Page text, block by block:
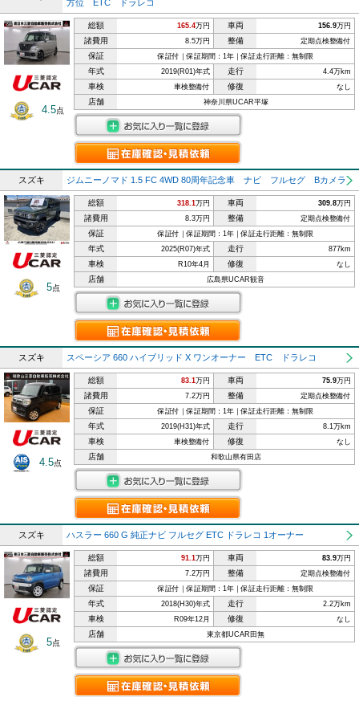
方位 ETC ドラレコ
4.5点
総額 165.4万円 車両 156.9万円
諸費用 8.5万円 整備 定期点検整備付
保証 保証付｜保証期間：1年｜保証走行距離：無制限
年式 2019(R01)年式 走行 4.4万km
車検 車検整備付 修復 なし
店舗 神奈川県UCAR平塚
スズキ ジムニーノマド 1.5 FC 4WD 80周年記念車 ナビ フルセグ Bカメラ
5点
総額 318.1万円 車両 309.8万円
諸費用 8.3万円 整備 定期点検整備付
保証 保証付｜保証期間：1年｜保証走行距離：無制限
年式 2025(R07)年式 走行 877km
車検 R10年4月 修復 なし
店舗 広島県UCAR観音
スズキ スペーシア 660 ハイブリッド X ワンオーナー ETC ドラレコ
4.5点
総額 83.1万円 車両 75.9万円
諸費用 7.2万円 整備 定期点検整備付
保証 保証付｜保証期間：1年｜保証走行距離：無制限
年式 2019(H31)年式 走行 8.1万km
車検 車検整備付 修復 なし
店舗 和歌山県有田店
スズキ ハスラー 660 G 純正ナビ フルセグ ETC ドラレコ 1オーナー
5点
総額 91.1万円 車両 83.9万円
諸費用 7.2万円 整備 定期点検整備付
保証 保証付｜保証期間：1年｜保証走行距離：無制限
年式 2018(H30)年式 走行 2.2万km
車検 R09年12月 修復 なし
店舗 東京都UCAR田無